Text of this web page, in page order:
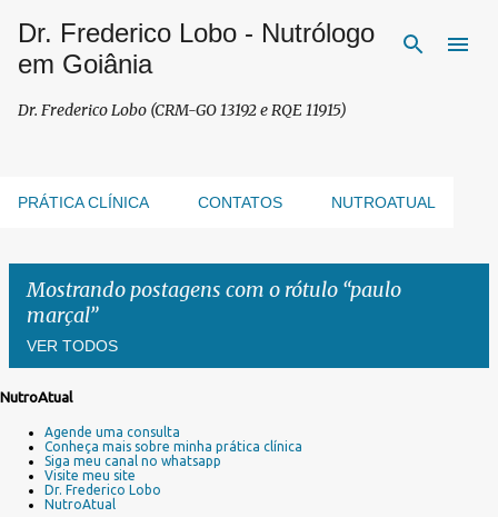
Pular para o conteúdo principal
Dr. Frederico Lobo - Nutrólogo
em Goiânia
Dr. Frederico Lobo (CRM-GO 13192 e RQE 11915)
PRÁTICA CLÍNICA CONTATOS NUTROATUAL
Mostrando postagens com o rótulo paulo
marçal
VER TODOS
NutroAtual
Agende uma consulta
Conheça mais sobre minha prática clínica
Siga meu canal no whatsapp
Visite meu site
Dr. Frederico Lobo
NutroAtual